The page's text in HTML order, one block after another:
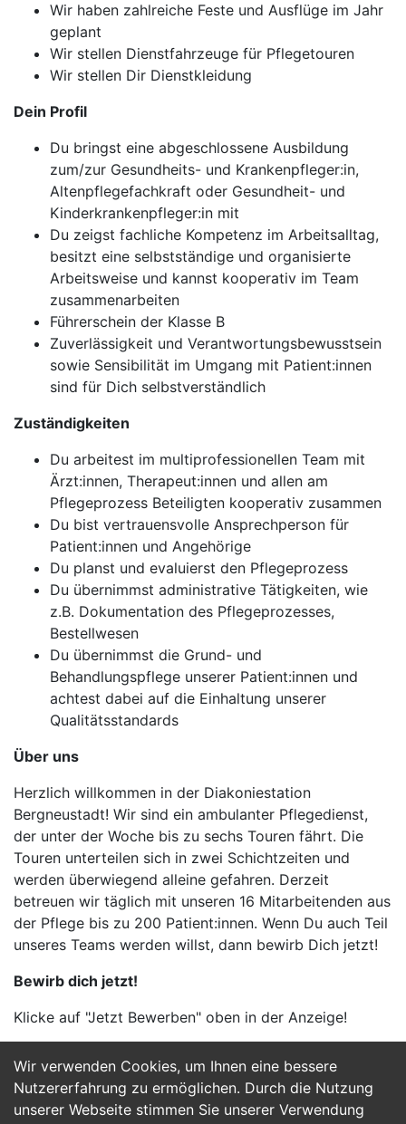
Wir verwenden Cookies, um Ihnen eine bessere
Nutzererfahrung zu ermöglichen. Durch die Nutzung
unserer Webseite stimmen Sie unserer Verwendung
Wir haben zahlreiche Feste und Ausflüge im Jahr
geplant
Wir stellen Dienstfahrzeuge für Pflegetouren
Wir stellen Dir Dienstkleidung
Dein Profil
Du bringst eine abgeschlossene Ausbildung
zum/zur Gesundheits- und Krankenpfleger:in,
Altenpflegefachkraft oder Gesundheit- und
Kinderkrankenpfleger:in mit
Du zeigst fachliche Kompetenz im Arbeitsalltag,
besitzt eine selbstständige und organisierte
Arbeitsweise und kannst kooperativ im Team
zusammenarbeiten
Führerschein der Klasse B
Zuverlässigkeit und Verantwortungsbewusstsein
sowie Sensibilität im Umgang mit Patient:innen
sind für Dich selbstverständlich
Zuständigkeiten
Du arbeitest im multiprofessionellen Team mit
Ärzt:innen, Therapeut:innen und allen am
Pflegeprozess Beteiligten kooperativ zusammen
Du bist vertrauensvolle Ansprechperson für
Patient:innen und Angehörige
Du planst und evaluierst den Pflegeprozess
Du übernimmst administrative Tätigkeiten, wie
z.B. Dokumentation des Pflegeprozesses,
Bestellwesen
Du übernimmst die Grund- und
Behandlungspflege unserer Patient:innen und
achtest dabei auf die Einhaltung unserer
Qualitätsstandards
Über uns
Herzlich willkommen in der Diakoniestation
Bergneustadt! Wir sind ein ambulanter Pflegedienst,
der unter der Woche bis zu sechs Touren fährt. Die
Touren unterteilen sich in zwei Schichtzeiten und
werden überwiegend alleine gefahren. Derzeit
betreuen wir täglich mit unseren 16 Mitarbeitenden aus
der Pflege bis zu 200 Patient:innen. Wenn Du auch Teil
unseres Teams werden willst, dann bewirb Dich jetzt!
Bewirb dich jetzt!
Klicke auf "Jetzt Bewerben" oben in der Anzeige!
Jetzt Bewerben